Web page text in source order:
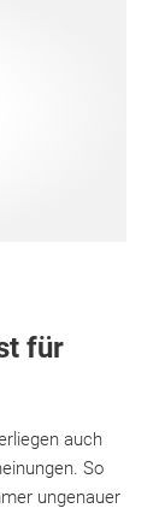
für
auch
So
ungenauer